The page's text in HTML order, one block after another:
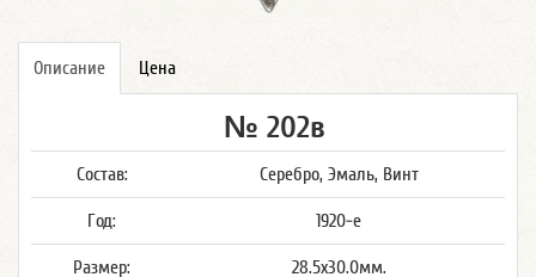
Описание Цена
№ 202в
Состав: Серебро, Эмаль, Винт
Год: 1920-е
Размер: 28.5x30.0мм.